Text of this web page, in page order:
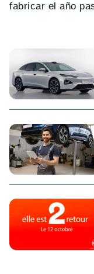
fabricar el año